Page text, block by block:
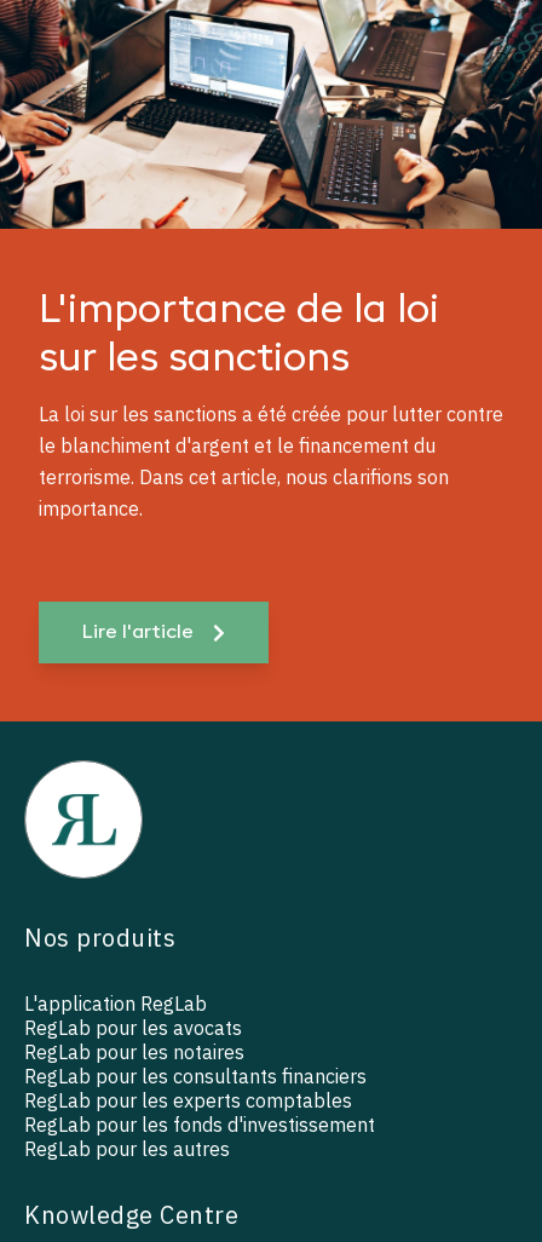
L'importance de la loi
sur les sanctions
La loi sur les sanctions a été créée pour lutter contre
le blanchiment d'argent et le financement du
terrorisme. Dans cet article, nous clarifions son
importance.
Lire l'article
Nos produits
L'application RegLab
RegLab pour les avocats
RegLab pour les notaires
RegLab pour les consultants financiers
RegLab pour les experts comptables
RegLab pour les fonds d'investissement
RegLab pour les autres
Knowledge Centre